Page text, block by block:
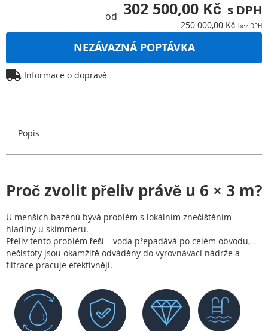
302 500,00 Kč
250 000,00 Kč
od
NEZÁVAZNÁ POPTÁVKA
Informace o dopravě
Popis
Proč zvolit přeliv právě u 6 × 3 m?
U menších bazénů bývá problém s lokálním znečištěním
hladiny u skimmeru.
Přeliv tento problém řeší – voda přepadává po celém obvodu,
nečistoty jsou okamžitě odváděny do vyrovnávací nádrže a
filtrace pracuje efektivněji.